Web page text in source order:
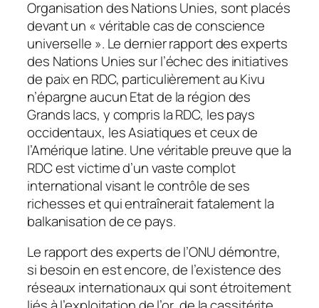
Organisation des Nations Unies, sont placés
devant un « véritable cas de conscience
universelle ». Le dernier rapport des experts
des Nations Unies sur l’échec des initiatives
de paix en RDC, particulièrement au Kivu
n’épargne aucun Etat de la région des
Grands lacs, y compris la RDC, les pays
occidentaux, les Asiatiques et ceux de
l’Amérique latine. Une véritable preuve que la
RDC est victime d’un vaste complot
international visant le contrôle de ses
richesses et qui entraînerait fatalement la
balkanisation de ce pays.
Le rapport des experts de l’ONU démontre,
si besoin en est encore, de l’existence des
réseaux internationaux qui sont étroitement